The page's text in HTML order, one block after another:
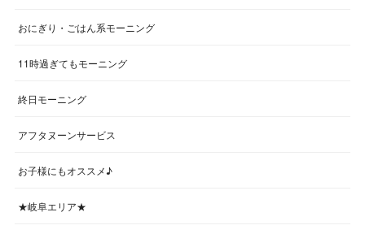
おにぎり・ごはん系モーニング
11時過ぎてもモーニング
終日モーニング
アフタヌーンサービス
お子様にもオススメ♪
★岐阜エリア★